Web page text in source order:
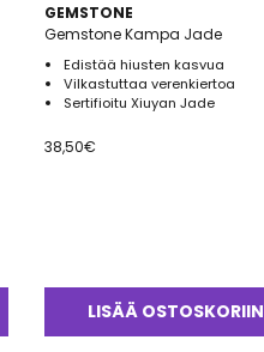
GEMSTONE
Gemstone Kampa Jade
Edistää hiusten kasvua
Vilkastuttaa verenkiertoa
Sertifioitu Xiuyan Jade
38,50€
LISÄÄ OSTOSKORIIN